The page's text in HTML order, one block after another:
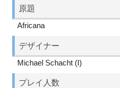
原題
Africana
デザイナー
Michael Schacht (I)
プレイ人数